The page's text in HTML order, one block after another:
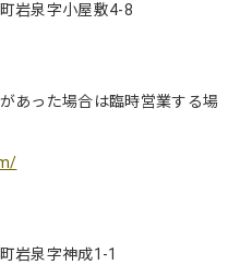
岩泉字小屋敷4-8
あった場合は臨時営業する場
岩泉字神成1-1